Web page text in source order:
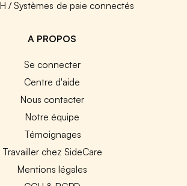
/ Systèmes de paie connectés
A PROPOS
Se connecter
Centre d'aide
Nous contacter
Notre équipe
Témoignages
Travailler chez SideCare
Mentions légales